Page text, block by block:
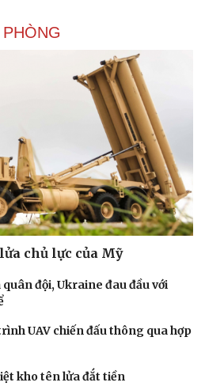
chủ lực của Mỹ
đội, Ukraine đau đầu với
UAV chiến đấu thông qua hợp
kho tên lửa đắt tiền